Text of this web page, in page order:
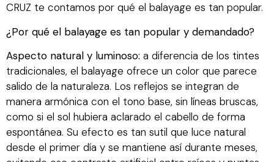
CRUZ te contamos por qué el balayage es tan popular.
¿Por qué el balayage es tan popular y demandado?
Aspecto natural y luminoso: a diferencia de los tintes
tradicionales, el balayage ofrece un color que parece
salido de la naturaleza. Los reflejos se integran de
manera armónica con el tono base, sin líneas bruscas,
como si el sol hubiera aclarado el cabello de forma
espontánea. Su efecto es tan sutil que luce natural
desde el primer día y se mantiene así durante meses,